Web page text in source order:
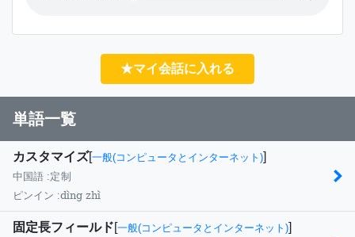
★マイ会話に入れる
単語一覧
カスタマイズ[一般(コンピュータとインターネット)]
中国語 :定制
ピンイン :dìng zhì
固定長フィールド[一般(コンピュータとインターネット)]